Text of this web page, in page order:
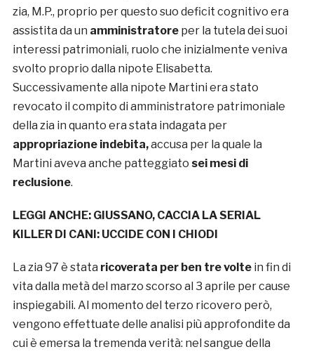
zia, M.P., proprio per questo suo deficit cognitivo era
assistita da un amministratoreper la tutela dei suoi
interessi patrimoniali, ruolo che inizialmente veniva
svolto proprio dalla nipote Elisabetta.
Successivamente alla nipote Martini era stato
revocato il compito di amministratore patrimoniale
della zia in quanto era stata indagata per
appropriazione indebita,accusa per la quale la
Martini aveva anche patteggiato sei mesi di
reclusione.
LEGGI ANCHE: GIUSSANO, CACCIA LA SERIAL
KILLER DI CANI: UCCIDE CON I CHIODI
La zia 97 è stata ricoverata per ben tre volte in fin di
vita dalla metà del marzo scorso al 3 aprile per cause
inspiegabili. Al momento del terzo ricovero però,
vengono effettuate delle analisi più approfondite da
cui è emersa la tremenda verità: nel sangue della